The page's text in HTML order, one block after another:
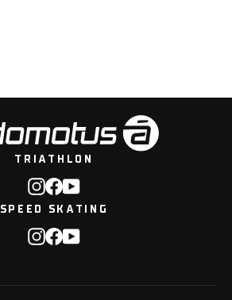
TRIATHLON
Instagram
Facebook
SPEED SKATING
Instagram
Facebook